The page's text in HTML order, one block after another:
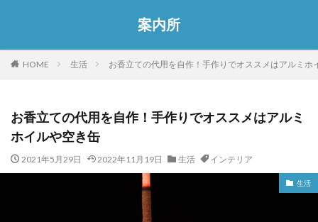
案内所
HOME 生活 お香立ての代用を自作！手作りでオススメはアルミホ
お香立ての代用を自作！手作りでオススメはアルミ
ホイルや空き缶
2021年5月29日 2022年11月19日 生活 インテリア
生活